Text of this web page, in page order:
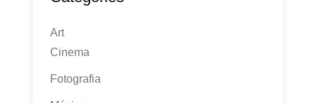
Art
Cinema
Fotografia